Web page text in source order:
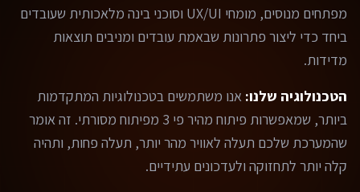
מפתחים מנוסים, מומחי UX/UI וסוכני בינה מלאכותית שעובדים
ביחד כדי ליצור פתרונות שבאמת עובדים ומניבים תוצאות
מדידות.
הטכנולוגיה שלנו: אנו משתמשים בטכנולוגיות המתקדמות
ביותר, שמאפשרות פיתוח מהיר פי 3 מפיתוח מסורתי. זה אומר
שהמערכת שלכם תעלה לאוויר מהר יותר, תעלה פחות, ותהיה
קלה יותר לתחזוקה ולעדכונים עתידיים.